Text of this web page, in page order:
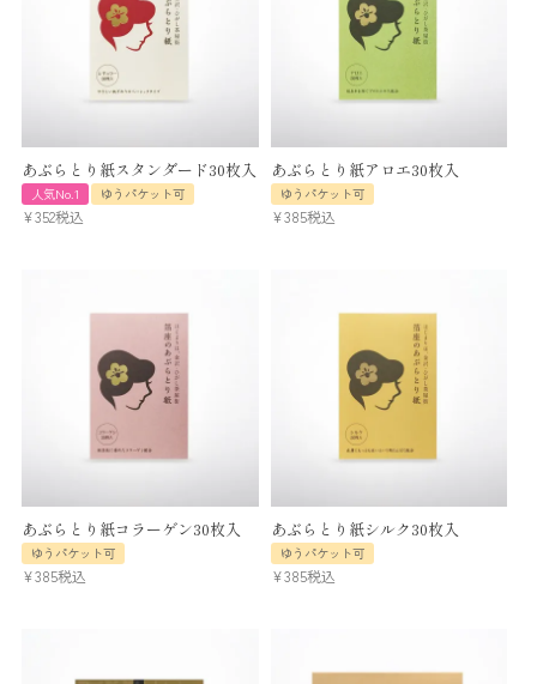
あぶらとり紙スタンダード30枚入
人気No.1 ゆうパケット可
¥352税込
あぶらとり紙アロエ30枚入
ゆうパケット可
¥385税込
あぶらとり紙コラーゲン30枚入
ゆうパケット可
¥385税込
あぶらとり紙シルク30枚入
ゆうパケット可
¥385税込